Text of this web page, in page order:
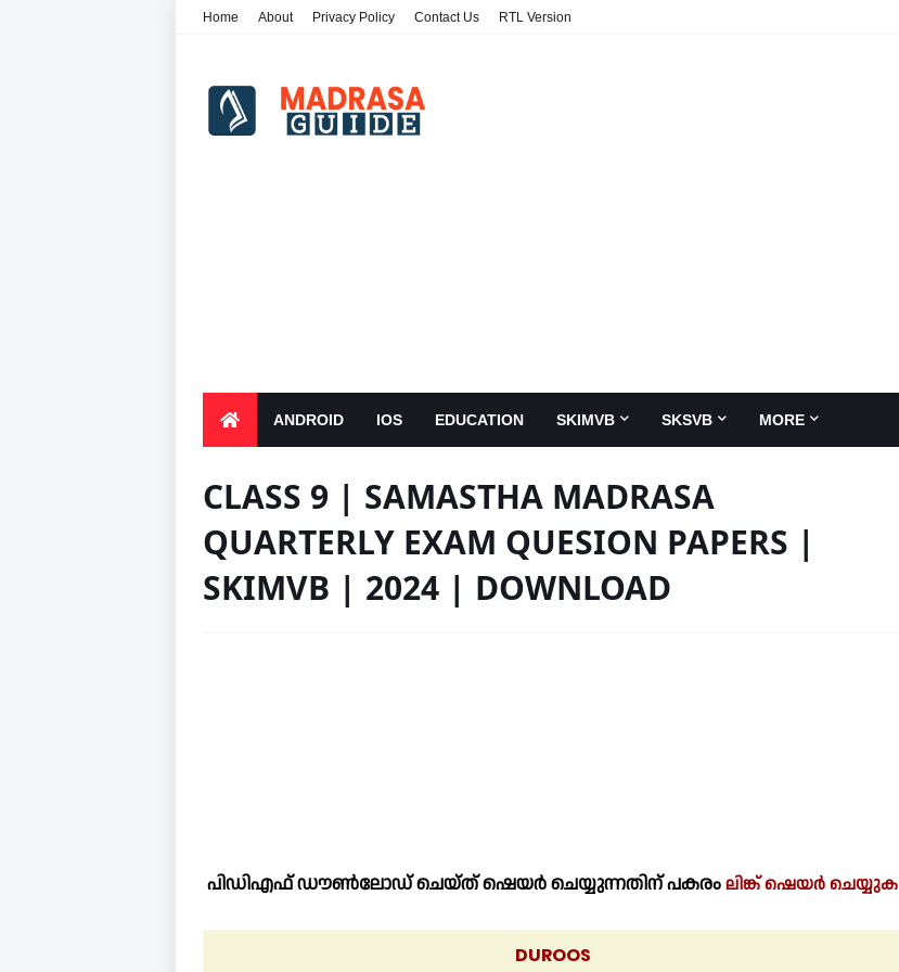
Home About Privacy Policy Contact Us RTL Version
ANDROID IOS EDUCATION SKIMVB SKSVB MORE
CLASS 9 | SAMASTHA MADRASA
QUARTERLY EXAM QUESION PAPERS |
SKIMVB | 2024 | DOWNLOAD
പിഡിഎഫ് ഡൗൺലോഡ് ചെയ്ത് ഷെയർ ചെയ്യുന്നതിന് പകരംലിങ്ക് ഷെയർ ചെയ്യുക
DUROOS